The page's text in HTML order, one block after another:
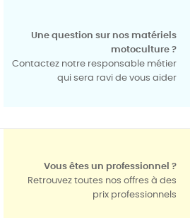
Une question sur nos matériels
motoculture ?
Contactez notre responsable métier
qui sera ravi de vous aider
Vous êtes un professionnel ?
Retrouvez toutes nos offres à des
prix professionnels